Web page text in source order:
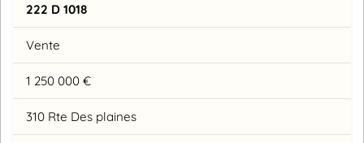
222 D 1018
Vente
1 250 000 €
310 Rte Des plaines